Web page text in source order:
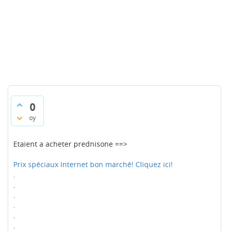
0
oy
Etaient a acheter prednisone ==>
Prix spéciaux Internet bon marché! Cliquez ici!
.
.
.
.
.
.